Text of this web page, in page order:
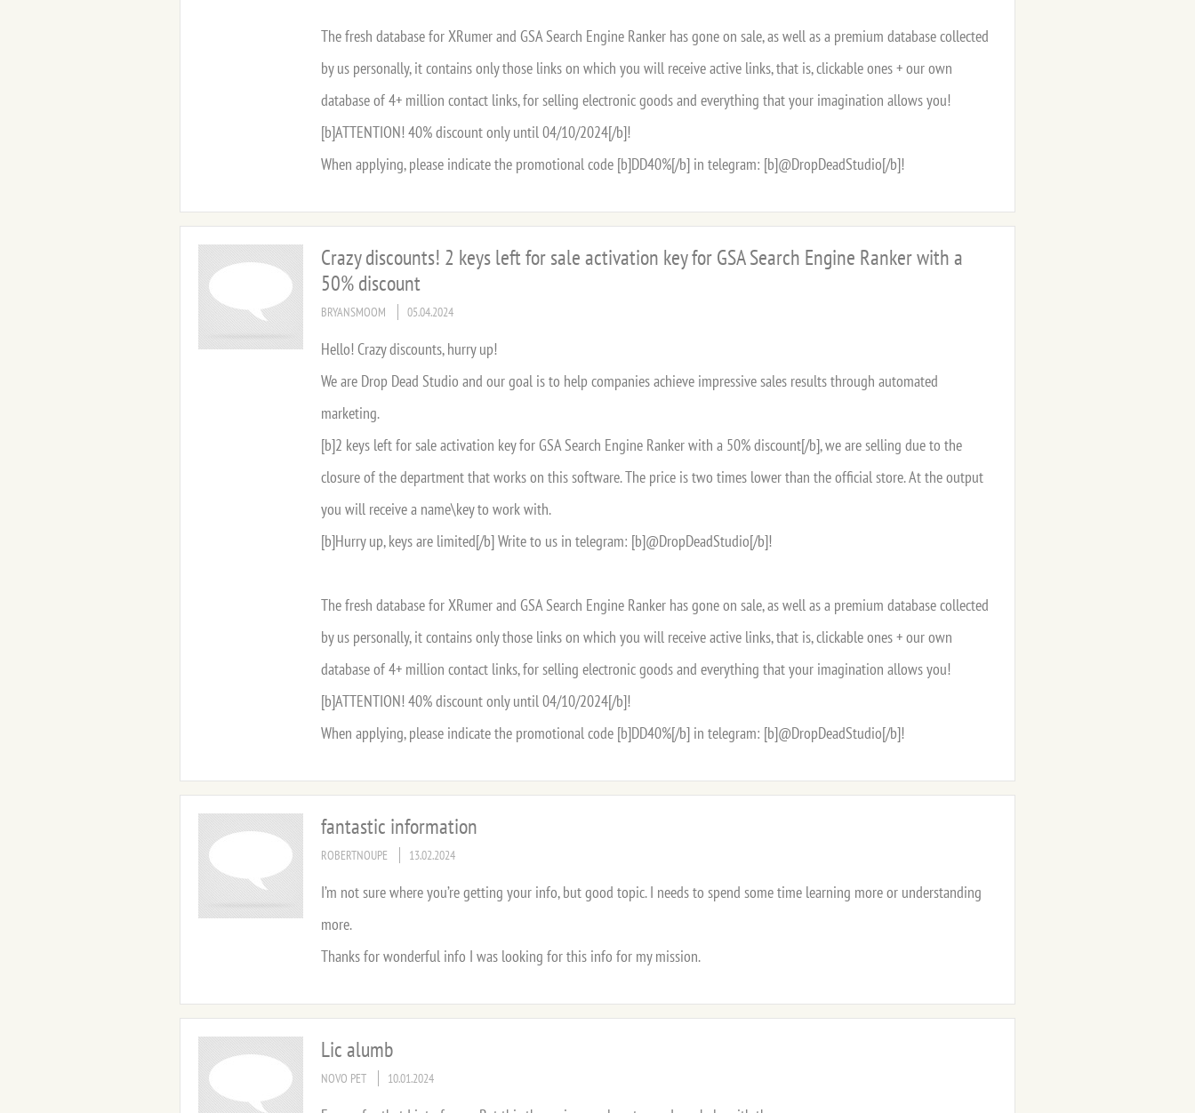
The fresh database for XRumer and GSA Search Engine Ranker has gone on sale, as well as a premium database collected
by us personally, it contains only those links on which you will receive active links, that is, clickable ones + our own
database of 4+ million contact links, for selling electronic goods and everything that your imagination allows you!
[b]ATTENTION! 40% discount only until 04/10/2024[/b]!
When applying, please indicate the promotional code [b]DD40%[/b] in telegram: [b]@DropDeadStudio[/b]!
Crazy discounts! 2 keys left for sale activation key for GSA Search Engine Ranker with a
50% discount
BRYANSMOOM 05.04.2024
Hello! Crazy discounts, hurry up!
We are Drop Dead Studio and our goal is to help companies achieve impressive sales results through automated
marketing.
[b]2 keys left for sale activation key for GSA Search Engine Ranker with a 50% discount[/b], we are selling due to the
closure of the department that works on this software. The price is two times lower than the official store. At the output
you will receive a name\key to work with.
[b]Hurry up, keys are limited[/b] Write to us in telegram: [b]@DropDeadStudio[/b]!
The fresh database for XRumer and GSA Search Engine Ranker has gone on sale, as well as a premium database collected
by us personally, it contains only those links on which you will receive active links, that is, clickable ones + our own
database of 4+ million contact links, for selling electronic goods and everything that your imagination allows you!
[b]ATTENTION! 40% discount only until 04/10/2024[/b]!
When applying, please indicate the promotional code [b]DD40%[/b] in telegram: [b]@DropDeadStudio[/b]!
fantastic information
ROBERTNOUPE 13.02.2024
I’m not sure where you’re getting your info, but good topic. I needs to spend some time learning more or understanding
more.
Thanks for wonderful info I was looking for this info for my mission.
Lic alumb
NOVO PET 10.01.2024